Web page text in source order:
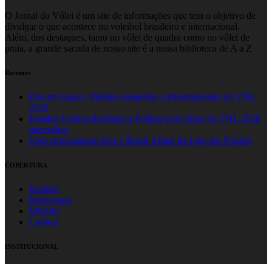
O Jornal do Vôlei é um site de informações que tem o objetivo de
divulgar o que acontece no voleibol brasileiro e internacional.
Além, dos destaques, tanto no vôlei de quadra como no vôlei de
praia, a grande sacada de nosso site é a nossa biblioteca de A a Z
Recentes
Em um jogaço, Polônia conquista o tricampeonato da VNL
2026
Estados Unidos desafiam a Polônia pelo título da VNL 2026
masculina
Jogo emocionante leva o Brasil à final da Liga das Nações
COBERTURA
Paulista
Paranaense
Mineiro
Carioca
INSTITUCIONAL